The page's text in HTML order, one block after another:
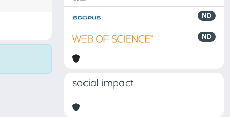
ND
ND
social impact